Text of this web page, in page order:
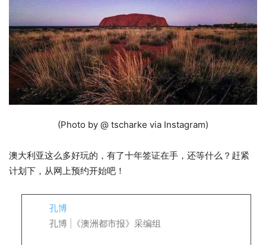
(Photo by @ tscharke via Instagram)
澳大利亚这么多好玩的，有了十年签证在手，还等什么？赶紧
计划下，从网上预约开始吧！
孔博
孔博 |《澳洲都市报》采编组